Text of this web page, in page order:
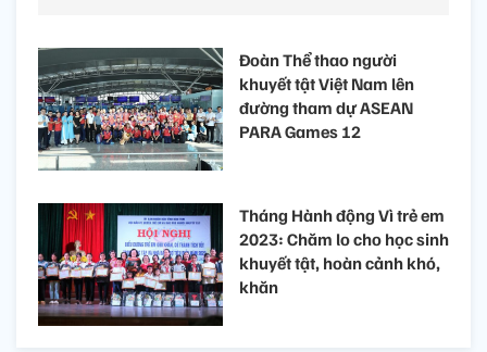
Đoàn Thể thao người
khuyết tật Việt Nam lên
đường tham dự ASEAN
PARA Games 12
Tháng Hành động Vì trẻ em
2023: Chăm lo cho học sinh
khuyết tật, hoàn cảnh khó,
khăn